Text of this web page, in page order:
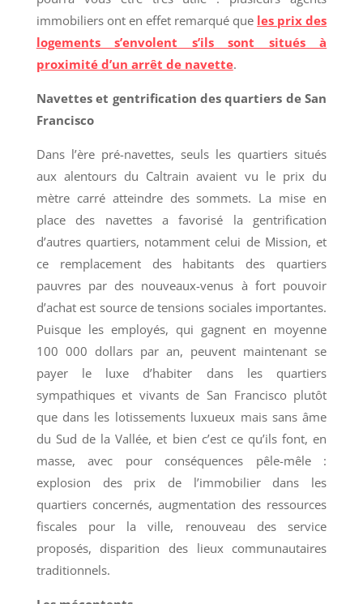
immobiliers ont en effet remarqué que les prix des
logements s’envolent s’ils sont situés à
proximité d’un arrêt de navette.
Navettes et gentrification des quartiers de San
Francisco
Dans l’ère pré-navettes, seuls les quartiers situés
aux alentours du Caltrain avaient vu le prix du
mètre carré atteindre des sommets. La mise en
place des navettes a favorisé la gentrification
d’autres quartiers, notamment celui de Mission, et
ce remplacement des habitants des quartiers
pauvres par des nouveaux-venus à fort pouvoir
d’achat est source de tensions sociales importantes.
Puisque les employés, qui gagnent en moyenne
100 000 dollars par an, peuvent maintenant se
payer le luxe d’habiter dans les quartiers
sympathiques et vivants de San Francisco plutôt
que dans les lotissements luxueux mais sans âme
du Sud de la Vallée, et bien c’est ce qu’ils font, en
masse, avec pour conséquences pêle-mêle :
explosion des prix de l’immobilier dans les
quartiers concernés, augmentation des ressources
fiscales pour la ville, renouveau des service
proposés, disparition des lieux communautaires
traditionnels.